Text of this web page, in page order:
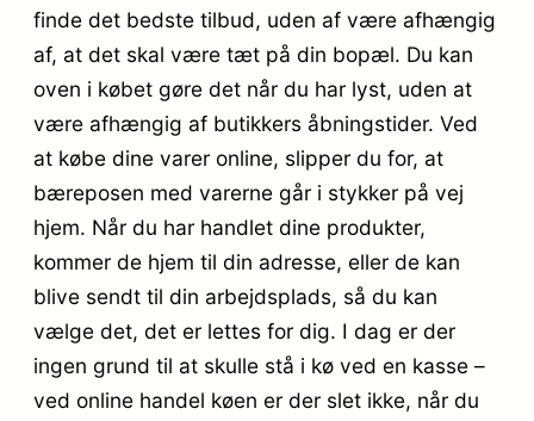
finde det bedste tilbud, uden af være afhængig
af, at det skal være tæt på din bopæl. Du kan
oven i købet gøre det når du har lyst, uden at
være afhængig af butikkers åbningstider. Ved
at købe dine varer online, slipper du for, at
bæreposen med varerne går i stykker på vej
hjem. Når du har handlet dine produkter,
kommer de hjem til din adresse, eller de kan
blive sendt til din arbejdsplads, så du kan
vælge det, det er lettes for dig. I dag er der
ingen grund til at skulle stå i kø ved en kasse –
ved online handel køen er der slet ikke, når du